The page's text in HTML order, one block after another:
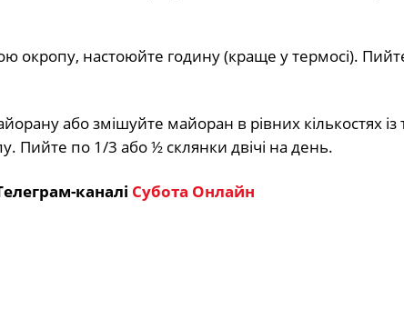
окропу, настоюйте годину (краще у термосі).
або змішуйте майоран в рівних кількостях
Пийте по 1/3 або ½ склянки двічі на день.
каналі Субота Онлайн